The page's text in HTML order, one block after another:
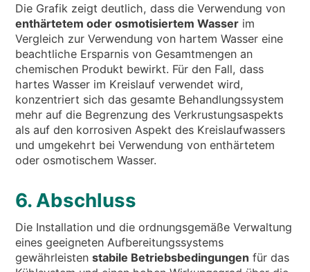
Die Grafik zeigt deutlich, dass die Verwendung von
enthärtetem oder osmotisiertem Wasser im
Vergleich zur Verwendung von hartem Wasser eine
beachtliche Ersparnis von Gesamtmengen an
chemischen Produkt bewirkt. Für den Fall, dass
hartes Wasser im Kreislauf verwendet wird,
konzentriert sich das gesamte Behandlungssystem
mehr auf die Begrenzung des Verkrustungsaspekts
als auf den korrosiven Aspekt des Kreislaufwassers
und umgekehrt bei Verwendung von enthärtetem
oder osmotischem Wasser.
6. Abschluss
Die Installation und die ordnungsgemäße Verwaltung
eines geeigneten Aufbereitungssystems
gewährleistenstabile Betriebsbedingungen für das